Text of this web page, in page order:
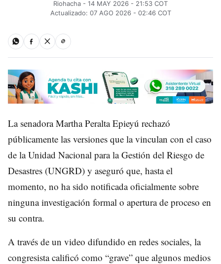
Riohacha - 14 MAY 2026 - 21:53 COT
Actualizado: 07 AGO 2026 - 02:46 COT
La senadora Martha Peralta Epieyú rechazó
públicamente las versiones que la vinculan con el caso
de la Unidad Nacional para la Gestión del Riesgo de
Desastres (UNGRD) y aseguró que, hasta el
momento, no ha sido notificada oficialmente sobre
ninguna investigación formal o apertura de proceso en
su contra.
A través de un video difundido en redes sociales, la
congresista calificó como “grave” que algunos medios